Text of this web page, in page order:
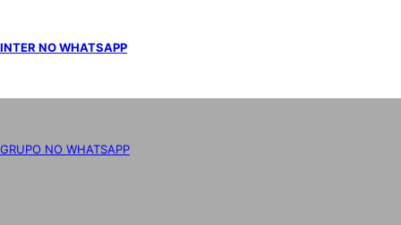
INTER NO WHATSAPP
GRUPO NO WHATSAPP